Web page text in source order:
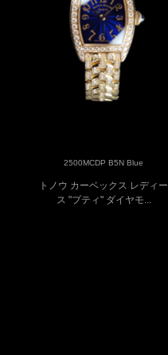
2500MCDP B5N Blue
トノウ カーベックス レディー
ス "プティ" ダイヤモ...